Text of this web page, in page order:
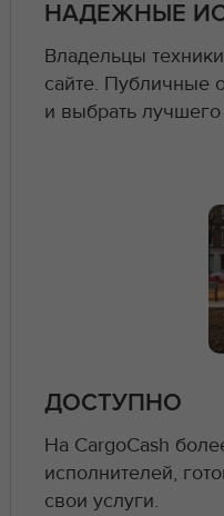
НАДЕЖНЫЕ
Владельцы
сайте. Публичные
и выбрать
ДОСТУПНО
На CargoCash
исполнителей,
свои услуги.